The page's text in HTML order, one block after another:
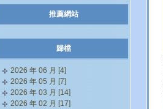
推薦網站
歸檔
2026 年 06 月 [4]
2026 年 05 月 [7]
2026 年 03 月 [14]
2026 年 02 月 [17]